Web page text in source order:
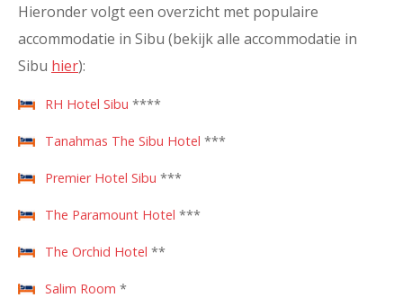
Hieronder volgt een overzicht met populaire
accommodatie in Sibu (bekijk alle accommodatie in
Sibu hier):
RH Hotel Sibu ****
Tanahmas The Sibu Hotel ***
Premier Hotel Sibu ***
The Paramount Hotel ***
The Orchid Hotel **
Salim Room *